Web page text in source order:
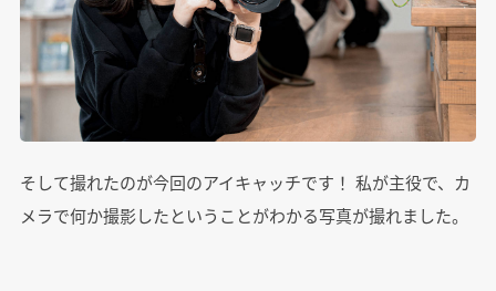
そして撮れたのが今回のアイキャッチです！ 私が主役で、カ
メラで何か撮影したということがわかる写真が撮れました。